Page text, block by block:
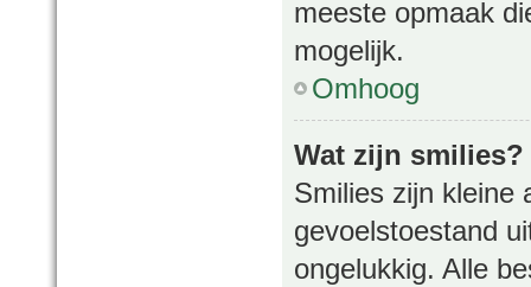
meeste opmaak
mogelijk.
Omhoog
Wat zijn smilies?
Smilies zijn kleine
gevoelstoestand
ongelukkig. Alle